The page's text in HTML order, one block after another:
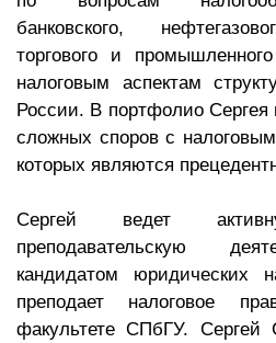
банковского,
торгового и
налоговым аспектам
России. В портфолио
сложных споров с
которых являются
Сергей ведет
преподавательскую
кандидатом
преподает налоговое
факультете СПбГУ. Сергей